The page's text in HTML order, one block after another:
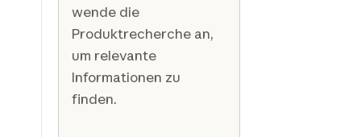
wende die
Produktrecherche an,
um relevante
Informationen zu
finden.